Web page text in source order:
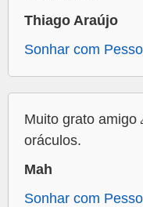
Thiago Araújo
Sonhar com
Muito grato amigo
oráculos.
Mah
Sonhar com